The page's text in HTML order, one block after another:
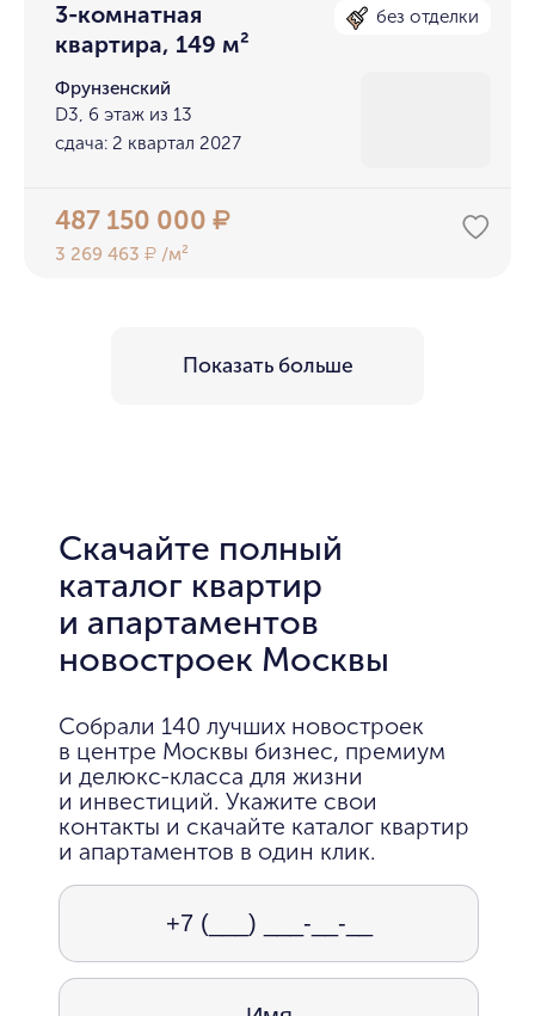
3-комнатная
квартира, 149 м²
без отделки
Фрунзенский
D3, 6 этаж из 13
сдача: 2 квартал 2027
487 150 000₽
3 269 463₽ /м²
Показать больше
Скачайте полный
каталог квартир
и апартаментов
новостроек Москвы
Собрали 140 лучших новостроек
в центре Москвы бизнес, премиум
и делюкс-класса для жизни
и инвестиций. Укажите свои
контакты и скачайте каталог квартир
и апартаментов в один клик.